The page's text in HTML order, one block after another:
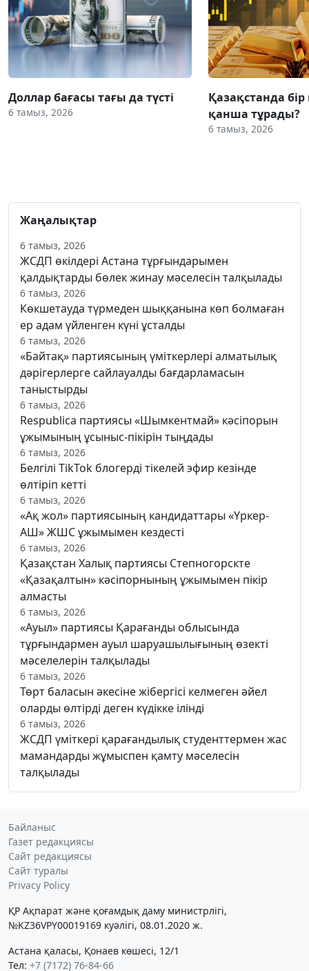
Доллар бағасы тағы да түсті
6 тамыз, 2026
Қазақстанда
қанша тұрады?
6 тамыз, 2026
Жаңалықтар
6 тамыз, 2026
ЖСДП өкілдері Астана тұрғындарымен
қалдықтарды бөлек жинау мәселесін талқылады
6 тамыз, 2026
Көкшетауда түрмеден шыққанына көп болмаған
ер адам үйленген күні ұсталды
6 тамыз, 2026
«Байтақ» партиясының үміткерлері алматылық
дәрігерлерге сайлауалды бағдарламасын
таныстырды
6 тамыз, 2026
Respublica партиясы «Шымкентмай» кәсіпорын
ұжымының ұсыныс-пікірін тыңдады
6 тамыз, 2026
Белгілі TikTok блогерді тікелей эфир кезінде
өлтіріп кетті
6 тамыз, 2026
«Ақ жол» партиясының кандидаттары «Үркер-
АШ» ЖШС ұжымымен кездесті
6 тамыз, 2026
Қазақстан Халық партиясы Степногорскте
«Қазақалтын» кәсіпорнының ұжымымен пікір
алмасты
6 тамыз, 2026
«Ауыл» партиясы Қарағанды облысында
тұрғындармен ауыл шаруашылығының өзекті
мәселелерін талқылады
6 тамыз, 2026
Төрт баласын әкесіне жібергісі келмеген әйел
оларды өлтірді деген күдікке ілінді
6 тамыз, 2026
ЖСДП үміткері қарағандылық студенттермен жас
мамандарды жұмыспен қамту мәселесін
талқылады
Байланыс
Газет редакциясы
Сайт редакциясы
Сайт туралы
Privacy Policy
ҚР Ақпарат және қоғамдық даму министрлігі,
№KZ36VPY00019169 куәлігі, 08.01.2020 ж.
Астана қаласы, Қонаев көшесі, 12/1
Тел: +7 (7172) 76-84-66